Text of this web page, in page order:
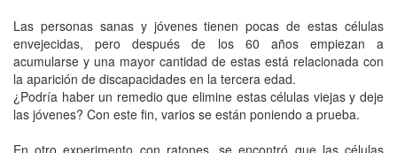
Las personas sanas y jóvenes tienen pocas de estas células
envejecidas, pero después de los 60 años empiezan a
acumularse y una mayor cantidad de estas está relacionada con
la aparición de discapacidades en la tercera edad.
¿Podría haber un remedio que elimine estas células viejas y deje
las jóvenes? Con este fin, varios se están poniendo a prueba.
En otro experimento con ratones, se encontró que las células